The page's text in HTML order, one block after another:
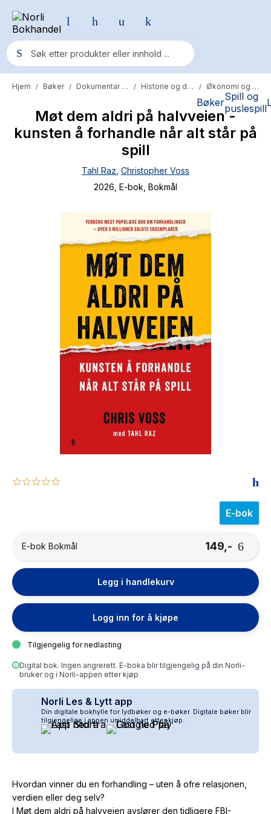
BøkerSpill og
puslespill
Populære søk
Pokemon
One piece
Fury Bound - Sable Sorensen
Hypopressiv trening
The Housemaid
Hjem / Bøker / Dokumentar og fakta / Historie og dokumentar / Økonomi og arbeidsliv
Møt dem aldri på halvveien -
kunsten å forhandle når alt står på
spill
Tahl Raz Christopher Voss
2026 , E-bok , Bokmål
0.0
E-bok
E-bok Bokmål 149,-
Legg i handlekurv
Logg inn for å kjøpe
Tilgjengelig for nedlasting
Digital bok. Ingen angrerett. E-boka blir tilgjengelig på din Norli-
bruker og i Norli-appen etter kjøp
Norli Les & Lytt app
Din digitale bokhylle for lydbøker og e-bøker. Digitale bøker blir
tilgjengelige i appen umiddelbart etter kjøp.
Hvordan vinner du en forhandling – uten å ofre relasjonen,
verdien eller deg selv?
I Møt dem aldri på halvveien avslører den tidligere FBI-